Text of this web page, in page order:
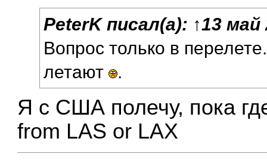
PeterKписал(а): ↑13 май
Вопрос только в
летают .
Я с США полечу, пока
from LAS or LAX